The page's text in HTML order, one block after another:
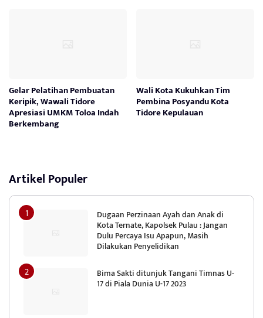
Gelar Pelatihan Pembuatan
Keripik, Wawali Tidore
Apresiasi UMKM Toloa Indah
Berkembang
Wali Kota Kukuhkan Tim
Pembina Posyandu Kota
Tidore Kepulauan
Artikel Populer
Dugaan Perzinaan Ayah dan Anak di
Kota Ternate, Kapolsek Pulau : Jangan
Dulu Percaya Isu Apapun, Masih
Dilakukan Penyelidikan
Bima Sakti ditunjuk Tangani Timnas U-
17 di Piala Dunia U-17 2023